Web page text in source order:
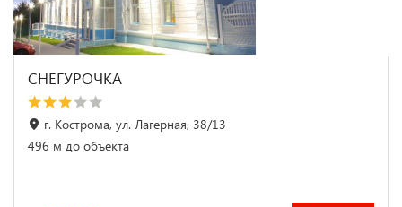
СНЕГУРОЧКА
г. Кострома, ул. Лагерная, 38/13
496 м до объекта